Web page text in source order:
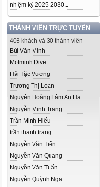
nhiệm kỳ 2025-2030...
THÀNH VIÊN TRỰC TUYẾN
408 khách và 30 thành viên
Bùi Văn Minh
Motminh Dive
Hải Tặc Vương
Trương Thị Loan
Nguyễn Hoàng Lâm An Hạ
Nguyễn Minh Trang
Trần Minh Hiếu
trần thanh trang
Nguyễn Văn Tiến
Nguyễn Văn Quang
Nguyễn Văn Tuấn
Nguyễn Quỳnh Nga